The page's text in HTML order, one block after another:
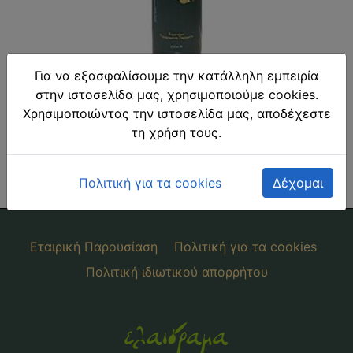
Kορωνέικη ποικιλία .
Έξτρα παρθένο ελαιόλαδο ψυχρής έκθλιψης.
Διαστάσεις -> Υ:28– Μ : 6,5
Εταιρική Παρουσίαση
Πολιτική για τα cookies
Πολιτική ιδιωτικού απορρήτου
Για να εξασφαλίσουμε την κατάλληλη εμπειρία
στην ιστοσελίδα μας, χρησιμοποιούμε cookies.
Χρησιμοποιώντας την ιστοσελίδα μας, αποδέχεστε
τη χρήση τους.
Πολιτική για τα cookies Δέχομαι